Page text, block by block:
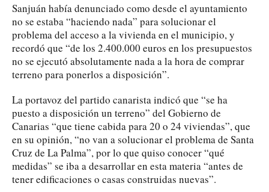
Sanjuán había denunciado como desde el ayuntamiento
no se estaba “haciendo nada” para solucionar el
problema del acceso a la vivienda en el municipio, y
recordó que “de los 2.400.000 euros en los presupuestos
no se ejecutó absolutamente nada a la hora de comprar
terreno para ponerlos a disposición”.
La portavoz del partido canarista indicó que “se ha
puesto a disposición un terreno” del Gobierno de
Canarias “que tiene cabida para 20 o 24 viviendas”, que
en su opinión, “no van a solucionar el problema de Santa
Cruz de La Palma”, por lo que quiso conocer “qué
medidas” se iba a desarrollar en esta materia “antes de
tener edificaciones o casas construidas nuevas”.